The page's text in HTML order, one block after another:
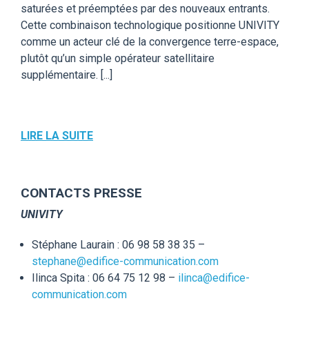
saturées et préemptées par des nouveaux entrants.
Cette combinaison technologique positionne UNIVITY
comme un acteur clé de la convergence terre-espace,
plutôt qu’un simple opérateur satellitaire
supplémentaire. [...]
LIRE LA SUITE
CONTACTS PRESSE
UNIVITY
Stéphane Laurain : 06 98 58 38 35 –
stephane@edifice-communication.com
Ilinca Spita : 06 64 75 12 98 – ilinca@edifice-
communication.com